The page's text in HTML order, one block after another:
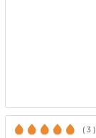
( 3 )